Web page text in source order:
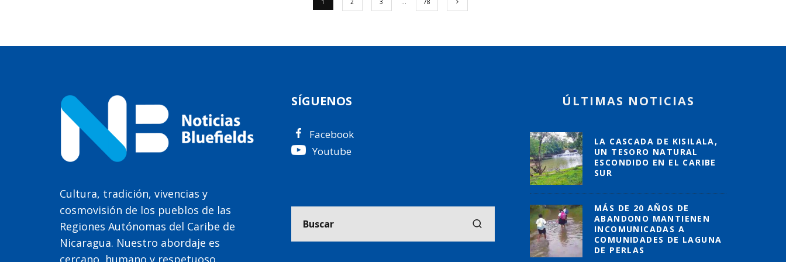
1 2 3 … 78
Cultura, tradición, vivencias y
cosmovisión de los pueblos de las
Regiones Autónomas del Caribe de
Nicaragua. Nuestro abordaje es
cercano, humano y respetuoso.
SÍGUENOS
Facebook
Youtube
ÚLTIMAS NOTICIAS
LA CASCADA DE KISILALA,
UN TESORO NATURAL
ESCONDIDO EN EL CARIBE
SUR
MÁS DE 20 AÑOS DE
ABANDONO MANTIENEN
INCOMUNICADAS A
COMUNIDADES DE LAGUNA
DE PERLAS